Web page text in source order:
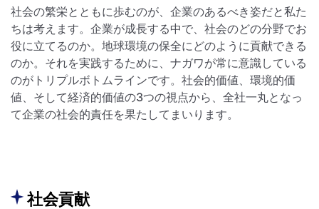
社会の繁栄とともに歩むのが、企業のあるべき姿だと私た
ちは考えます。企業が成長する中で、社会のどの分野でお
役に立てるのか。地球環境の保全にどのように貢献できる
のか。それを実践するために、ナガワが常に意識している
のがトリプルボトムラインです。社会的価値、環境的価
値、そして経済的価値の3つの視点から、全社一丸となっ
て企業の社会的責任を果たしてまいります。
社会貢献